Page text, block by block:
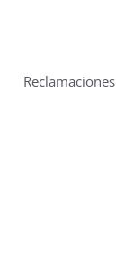
Reclamaciones